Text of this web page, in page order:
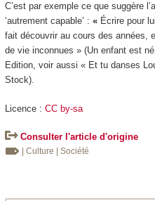
C’est par exemple ce que suggère
‘autrement capable’ : « Écrire pour
fait découvrir au cours des années,
de vie inconnues » (Un enfant est
Edition, voir aussi « Et tu danses
Stock).
Licence : CC by-sa
Consulter l'article d'origine
| Culture | Société